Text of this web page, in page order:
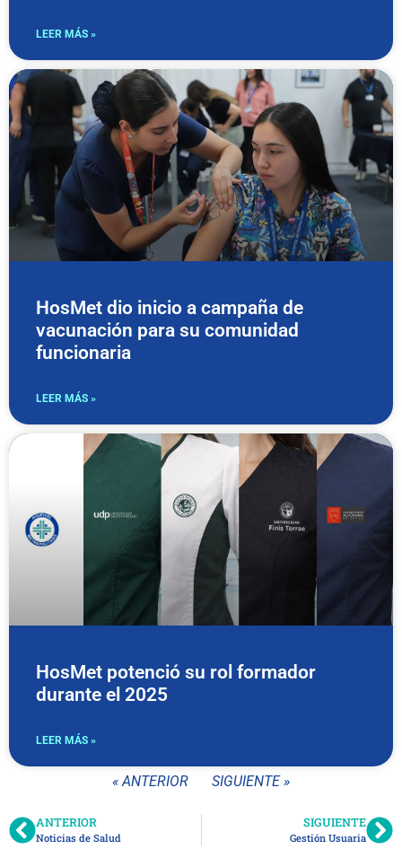
LEER MÁS »
HosMet dio inicio a campaña de
vacunación para su comunidad
funcionaria
LEER MÁS »
HosMet potenció su rol formador
durante el 2025
LEER MÁS »
« ANTERIOR SIGUIENTE »
ANTERIOR
Noticias de Salud
SIGUIENTE
Gestión Usuaria